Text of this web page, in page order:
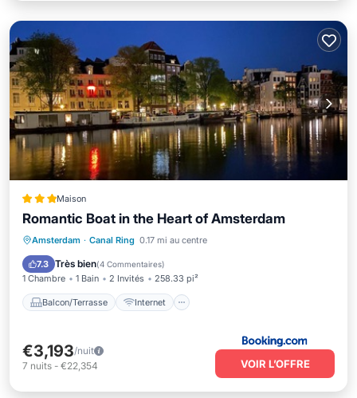
Maison
Romantic Boat in the Heart of Amsterdam
Amsterdam · Canal Ring 0.17 mi au centre
7.3 Très bien(4 Commentaires)
1 Chambre 1 Bain 2 Invités 258.33 pi²
Balcon/Terrasse Internet
Balcon/Terrasse
Internet
Adapté aux enfants
€3,193/nuit
7 nuits - €22,354 VOIR L’OFFRE